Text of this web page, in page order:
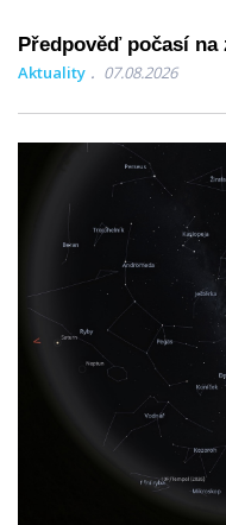
Předpověď počasí na
Aktuality 07.08.2026